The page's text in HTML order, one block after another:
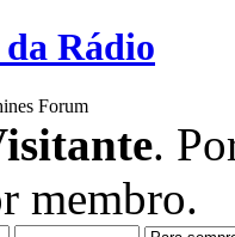
Rádio
.
membro.